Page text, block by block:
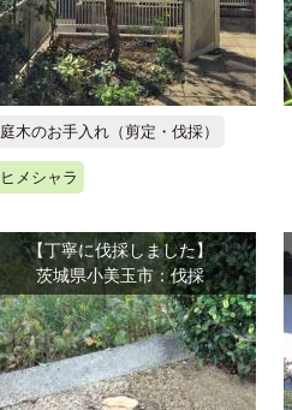
庭木のお手入れ（剪定・伐採）
ヒメシャラ
【丁寧に伐採しました】
茨城県小美玉市：伐採